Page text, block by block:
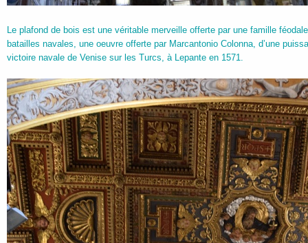
Le plafond de bois est une véritable merveille offerte par une famille
batailles navales, une oeuvre offerte par Marcantonio Colonna, d’une
victoire navale de Venise sur les Turcs, à Lepante en 1571.